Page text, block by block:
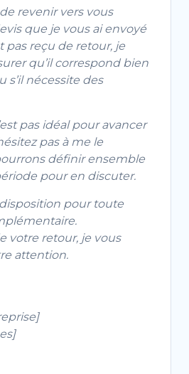
revenir vers vous
que je vous ai envoyé
pas reçu de retour, je
qu’il correspond bien
s’il nécessite des
pas idéal pour avancer
pas à me le
définir ensemble
pour en discuter.
pour toute
votre retour, je vous
attention.